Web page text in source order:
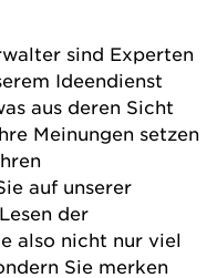
sind Experten
Ideendienst
aus deren Sicht
Meinungen setzen
auf unserer
der
also nicht nur viel
Sie merken